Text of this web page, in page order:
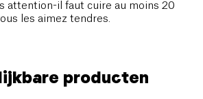
attention-il faut cuire au moins 20
les aimez tendres.
producten